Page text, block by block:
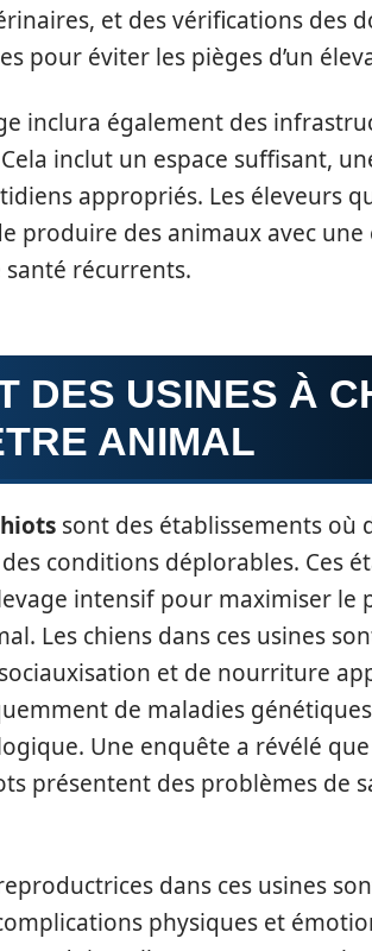
et des vérifications des
pour éviter les pièges d’un
inclura également des
inclut un espace suffisant,
appropriés. Les éleveurs
produire des animaux avec
récurrents.
DES USINES À
ANIMAL
sont des établissements où
conditions déplorables. Ces
intensif pour maximiser
Les chiens dans ces usines
et de nourriture
de maladies
Une enquête a révélé
présentent des problèmes de
dans ces usines
physiques et